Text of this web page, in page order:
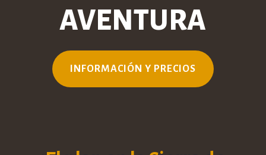
AVENTURA
INFORMACIÓN Y PRECIOS